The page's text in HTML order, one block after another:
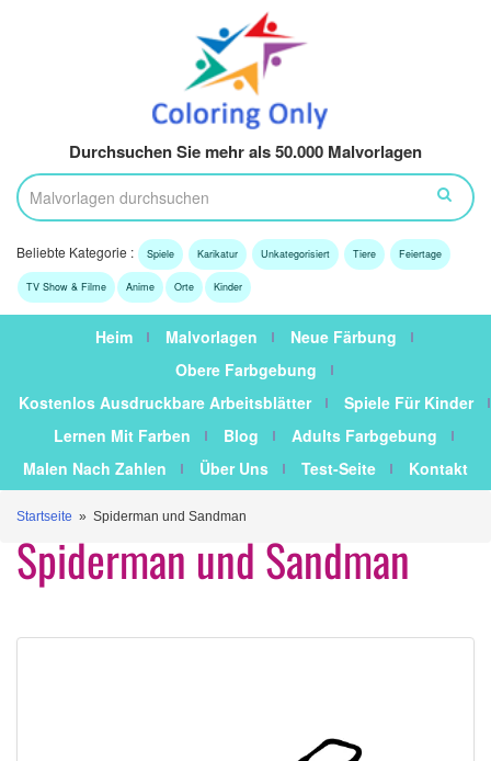
Durchsuchen Sie mehr als 50.000 Malvorlagen
Beliebte Kategorie : Spiele Karikatur Unkategorisiert Tiere Feiertage
TV Show & Filme Anime Orte Kinder
Heim Malvorlagen
Neue Färbung
Obere Farbgebung
Kostenlos Ausdruckbare Arbeitsblätter
Spiele Für Kinder
Lernen Mit Farben
Blog
Adults Farbgebung
Malen Nach Zahlen
Über Uns Test-Seite Kontakt
Startseite » Spiderman und Sandman
Spiderman und Sandman